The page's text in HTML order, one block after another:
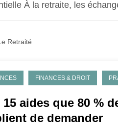
À la retraite, les
Retraité
FINANCES & DROIT
15 aides que 80 %
de demander